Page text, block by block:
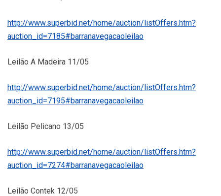
http://www.superbid.net/home/auction/listOffers.htm?
auction_id=7185#barranavegacaoleilao
Leilão A Madeira 11/05
http://www.superbid.net/home/auction/listOffers.htm?
auction_id=7195#barranavegacaoleilao
Leilão Pelicano 13/05
http://www.superbid.net/home/auction/listOffers.htm?
auction_id=7274#barranavegacaoleilao
Leilão Contek 12/05